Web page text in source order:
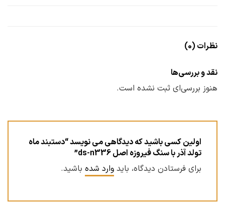
نظرات (0)
نقد و بررسی‌ها
هنوز بررسی‌ای ثبت نشده است.
اولین کسی باشید که دیدگاهی می نویسد “دستبند ماه
تولد آذر با سنگ فیروزه اصل ds-n336”
برای فرستادن دیدگاه، باید وارد شده باشید.